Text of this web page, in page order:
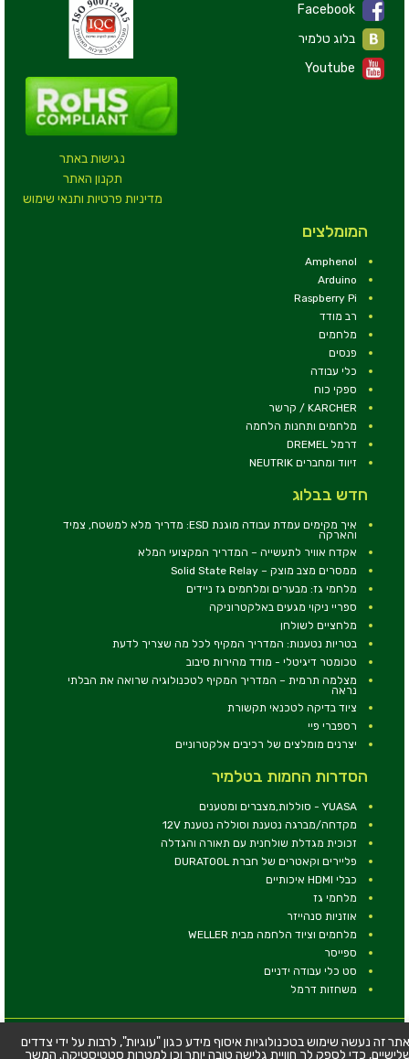
נגישות באתר
תקנון האתר
מדיניות פרטיות ותנאי שימוש
Facebook
Youtube
המומלצים
Amphenol
Arduino
Raspberry Pi
רב מודד
מלחמים
פנסים
כלי עבודה
ספקי כוח
KARCHER / קרשר
מלחמים ותחנות הלחמה
דרמל DREMEL
זיווד ומחברים NEUTRIK
חדש בבלוג
איך מקימים עמדת עבודה מוגנת ESD: מדריך מלא למשטח, צמיד
והארקה
אקדח אוויר לתעשייה – המדריך המקצועי המלא
ממסרים מצב מוצק – Solid State Relay
מלחמי גז: מבערים ומלחמים גז ניידים
ספריי ניקוי מגעים באלקטרוניקה
מלחציים לשולחן
בטריות נטענות: המדריך המקיף לכל מה שצריך לדעת
טכומטר דיגיטלי - מודד מהירות סיבוב
מצלמה תרמית – המדריך המקיף לטכנולוגיה שרואה את הבלתי
נראה
ציוד בדיקה לטכנאי תקשורת
רספברי פיי
יצרנים מומלצים של רכיבים אלקטרוניים
הסדרות החמות בטלמיר
YUASA - סוללות,מצברים ומטענים
מקדחה/מברגה נטענת וסוללה נטענת 12V
זכוכית מגדלת שולחנית עם תאורה והגדלה
פליירים וקאטרים של חברת DURATOOL
כבלי HDMI איכותיים
מלחמי גז
אוזניות סנהייזר
מלחמים וציוד הלחמה מבית WELLER
ספייסר
סט כלי עבודה ידניים
משחזות דרמל
© כל הזכויות שמורות - טלמיר אלקטרוניקה בע''מ
כתובת: דרך העצמאות 63, חיפה
זה נעשה שימוש בטכנולוגיות איסוף מידע כגון "עוגיות", לרבות על ידי צדדים
כדי לספק לך חוויית גלישה טובה יותר וכן למטרות סטטיסטיקה. המשך